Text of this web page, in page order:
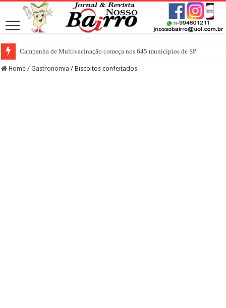
Campanha de Multivacinação começa nos 645 municípios de SP
Home / Gastronomia / Biscoitos confeitados